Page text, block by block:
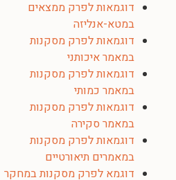
דוגמאות לפרק ממצאים
במטא-אנליזה
דוגמאות לפרק מסקנות
במאמר איכותני
דוגמאות לפרק מסקנות
במאמר כמותי
דוגמאות לפרק מסקנות
במאמר סקירה
דוגמאות לפרק מסקנות
במאמרים תיאורטיים
דוגמא לפרק מסקנות במחקר